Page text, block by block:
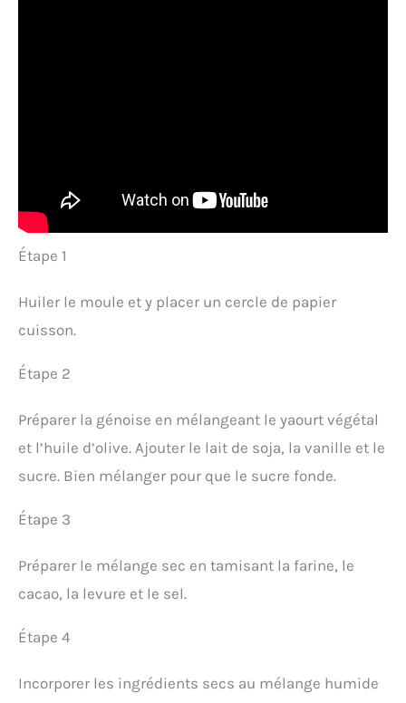
Étape 1
Huiler le moule et y placer un cercle de papier
cuisson.
Étape 2
Préparer la génoise en mélangeant le yaourt végétal
et l’huile d’olive. Ajouter le lait de soja, la vanille et le
sucre. Bien mélanger pour que le sucre fonde.
Étape 3
Préparer le mélange sec en tamisant la farine, le
cacao, la levure et le sel.
Étape 4
Incorporer les ingrédients secs au mélange humide